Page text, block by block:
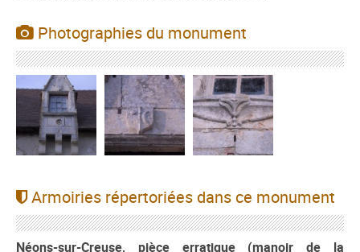
Photographies du monument
Armoiries répertoriées dans ce monument
Néons-sur-Creuse, pièce erratique (manoir de la